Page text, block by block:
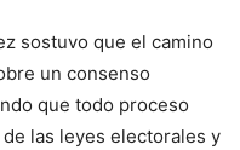
sostuvo que el camino
un consenso
que todo proceso
las leyes electorales y